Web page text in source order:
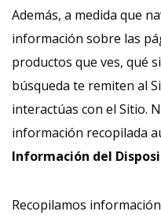
Además, a medida que
información sobre las
productos que ves, qué
búsqueda te remiten al
interactúas con el Sitio.
información recopilada
Información del
Recopilamos